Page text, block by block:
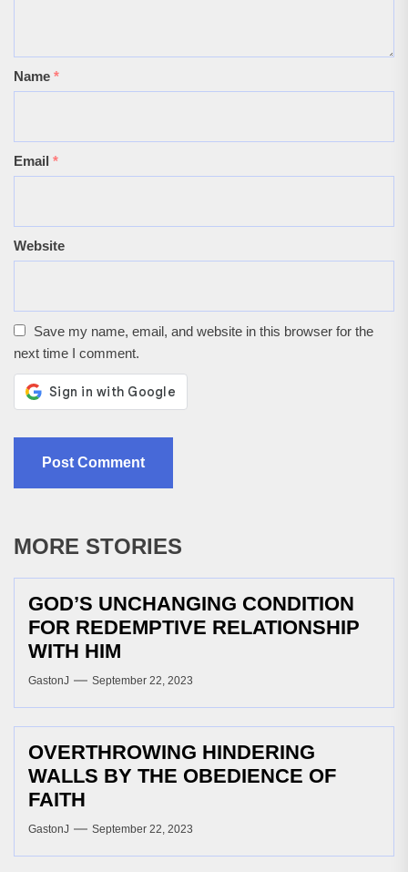
Name *
Email *
Website
Save my name, email, and website in this browser for the
next time I comment.
MORE STORIES
GOD’S UNCHANGING CONDITION
FOR REDEMPTIVE RELATIONSHIP
WITH HIM
GastonJ September 22, 2023
OVERTHROWING HINDERING
WALLS BY THE OBEDIENCE OF
FAITH
GastonJ September 22, 2023